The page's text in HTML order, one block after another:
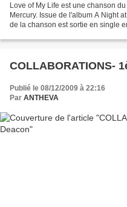
Love of My Life est une chanson
Mercury. Issue de l'album A Night
de la chanson est sortie en single
COLLABORATIONS-
Publié le 08/12/2009 à 22:16
Par ANTHEVA